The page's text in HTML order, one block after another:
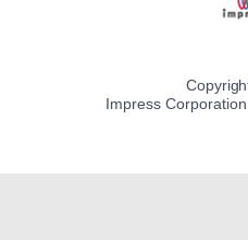
Impress